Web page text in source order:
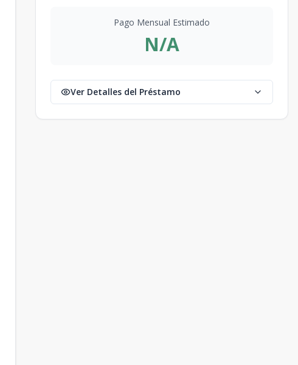
Pago Mensual Estimado
N/A
Ver Detalles del Préstamo